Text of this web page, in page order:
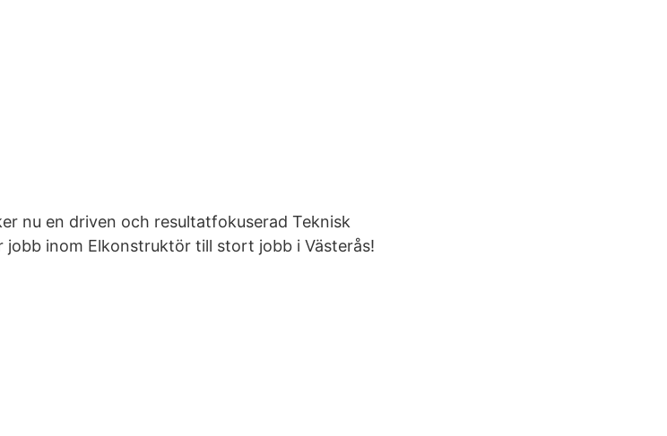
nu en driven och resultatfokuserad Teknisk
jobb inom Elkonstruktör till stort jobb i Västerås!